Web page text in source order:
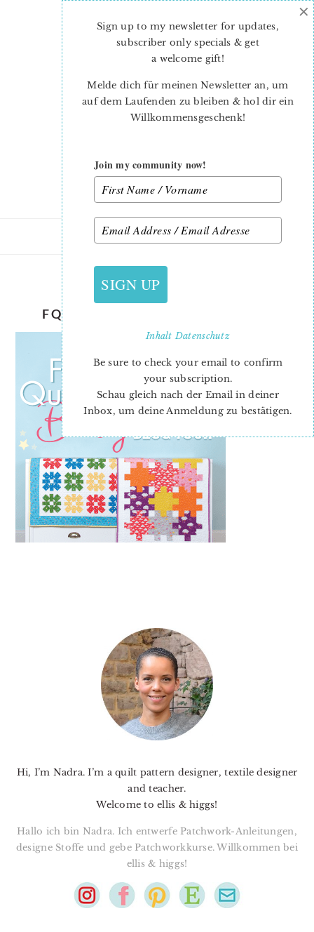
FQBABY-BLOG-TOUR-BANNER
Hi, I’m Nadra. I’m a quilt pattern designer, textile designer
and teacher.
Welcome to ellis & higgs!
Hallo ich bin Nadra. Ich entwerfe Patchwork-Anleitungen,
designe Stoffe und gebe Patchworkkurse. Willkommen bei
ellis & higgs!
Sign up to my newsletter for updates,
subscriber only specials & get
a welcome gift!
Melde dich für meinen Newsletter an, um
auf dem Laufenden zu bleiben & hol dir ein
Willkommensgeschenk!
Join my community now!
SIGN UP
InhaltDatenschutz
Be sure to check your email to confirm
your subscription.
Schau gleich nach der Email in deiner
Inbox, um deine Anmeldung zu bestätigen.
×